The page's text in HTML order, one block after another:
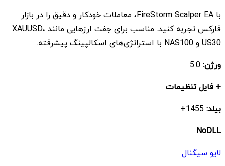
$ 997
بود.
$ 9
است.
با FireStorm Scalper EA، معاملات خودکار و دقیق را در بازار
فارکس تجربه کنید. مناسب برای جفت ارزهایی مانند XAUUSD،
US30 و NAS100 با استراتژی‌های اسکالپینگ پیشرفته.
ورژن:
+ فایل تنظیمات
بیلد:
NoDLL
لایو سیگنال